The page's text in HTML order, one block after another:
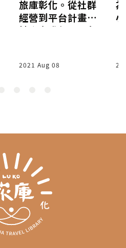
旅庫彰化。從社群
經營到平台計畫的
地方實踐(2019免
2021 Aug 08